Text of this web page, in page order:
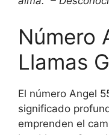
Número
Llamas
El número Angel
significado
emprenden el